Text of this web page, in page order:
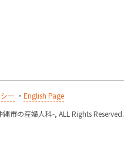
ー ・ English Page
市の産婦人科-, ALL Rights Reserved.